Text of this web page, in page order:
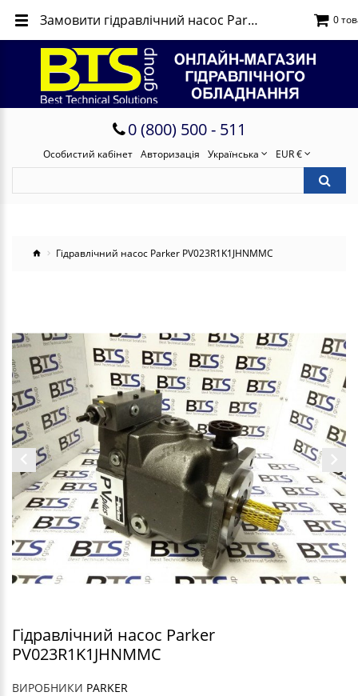
0 (800) 500 - 511
Особистий кабінет Авторизація Українська EUR €
0
Гідравлічний насос Parker PV023R1K1JHNMMC
Гідравлічний насос Parker
PV023R1K1JHNMMC
ВИРОБНИКИ PARKER
Замовити гідравлічний насос Parker PV023R1K1JHNMMC